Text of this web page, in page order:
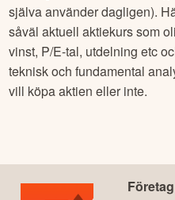
själva använder dagligen).
såväl aktuell aktiekurs som
vinst, P/E-tal, utdelning etc
teknisk och fundamental
vill köpa aktien eller inte.
Företag